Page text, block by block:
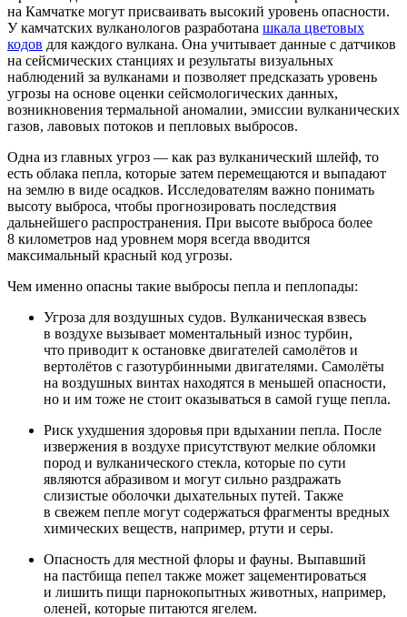
на Камчатке могут присваивать высокий уровень опасности.
У камчатских вулканологов разработана шкала цветовых
кодов для каждого вулкана. Она учитывает данные с датчиков
на сейсмических станциях и результаты визуальных
наблюдений за вулканами и позволяет предсказать уровень
угрозы на основе оценки сейсмологических данных,
возникновения термальной аномалии, эмиссии вулканических
газов, лавовых потоков и пепловых выбросов.
Одна из главных угроз — как раз вулканический шлейф, то
есть облака пепла, которые затем перемещаются и выпадают
на землю в виде осадков. Исследователям важно понимать
высоту выброса, чтобы прогнозировать последствия
дальнейшего распространения. При высоте выброса более
8 километров над уровнем моря всегда вводится
максимальный красный код угрозы.
Чем именно опасны такие выбросы пепла и пеплопады:
Угроза для воздушных судов. Вулканическая взвесь
в воздухе вызывает моментальный износ турбин,
что приводит к остановке двигателей самолётов и
вертолётов с газотурбинными двигателями. Самолёты
на воздушных винтах находятся в меньшей опасности,
но и им тоже не стоит оказываться в самой гуще пепла.
Риск ухудшения здоровья при вдыхании пепла. После
извержения в воздухе присутствуют мелкие обломки
пород и вулканического стекла, которые по сути
являются абразивом и могут сильно раздражать
слизистые оболочки дыхательных путей. Также
в свежем пепле могут содержаться фрагменты вредных
химических веществ, например, ртути и серы.
Опасность для местной флоры и фауны. Выпавший
на пастбища пепел также может зацементироваться
и лишить пищи парнокопытных животных, например,
оленей, которые питаются ягелем.